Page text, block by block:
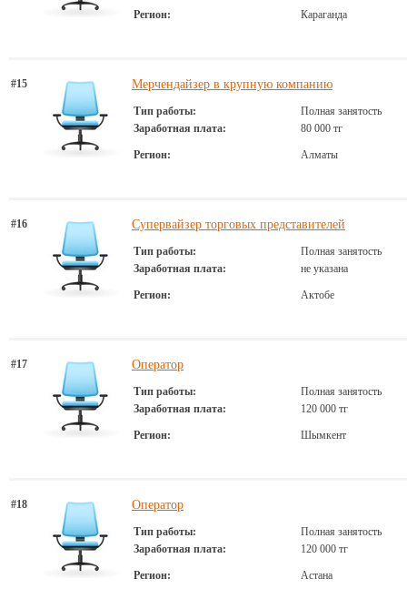
Регион: Караганда
#15 Мерчендайзер в крупную компанию
Тип работы:
Полная занятость
Заработная плата:
80 000 тг
Регион: Алматы
#16 Супервайзер торговых представителей
Тип работы:
Полная занятость
Заработная плата:
не указана
Регион: Актобе
#17 Оператор
Тип работы:
Полная занятость
Заработная плата:
120 000 тг
Регион: Шымкент
#18 Оператор
Тип работы:
Полная занятость
Заработная плата:
120 000 тг
Регион: Астана